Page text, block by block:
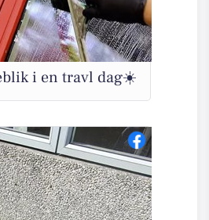
i en travl dag☀️